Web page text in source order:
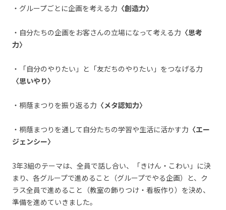
・グループごとに企画を考える力 〈創造力〉
・自分たちの企画をお客さんの立場になって考える力 〈思考
力〉
・「自分のやりたい」と「友だちのやりたい」をつなげる力
〈思いやり〉
・桐蔭まつりを振り返る力 〈メタ認知力〉
・桐蔭まつりを通して自分たちの学習や生活に活かす力 〈エー
ジェンシー〉
3年3組のテーマは、全員で話し合い、「きけん・こわい」に決
まり、各グループで進めること（グループでやる企画）と、ク
ラス全員で進めること（教室の飾りつけ・看板作り）を決め、
準備を進めていきました。